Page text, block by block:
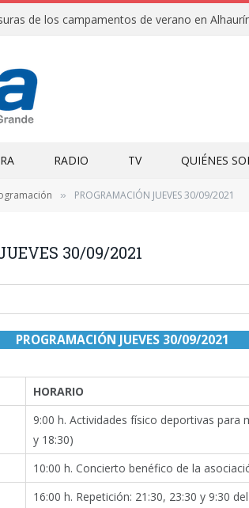
RADIO TV QUIÉNES
» PROGRAMACIÓN JUEVES 30/09/2021
30/09/2021
PROGRAMACIÓN JUEVES 30/09/2021
HORARIO
9:00 h. Actividades físico deportivas para
y 18:30)
10:00 h. Concierto benéfico de la
16:00 h. Repetición: 21:30, 23:30 y 9:30